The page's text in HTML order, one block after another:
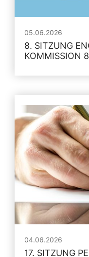
05.06.2026
8. SITZUNG
KOMMISSION
04.06.2026
17. SITZUNG